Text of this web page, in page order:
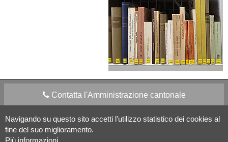
Navigando su questo sito accetti l'utilizzo statistico dei cookies al
fine del suo miglioramento.
Più informazioni
Contatta l'Amministrazione cantonale
Apps Mobile Social media